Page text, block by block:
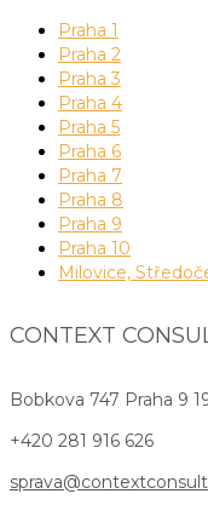
Praha 1
Praha 2
Praha 3
Praha 4
Praha 5
Praha 6
Praha 7
Praha 8
Praha 9
Praha 10
Milovice,
CONTEXT
Bobkova 747 Praha 9
+420 281 916 626